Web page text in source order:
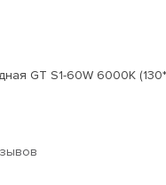
GT S1-60W 6000K